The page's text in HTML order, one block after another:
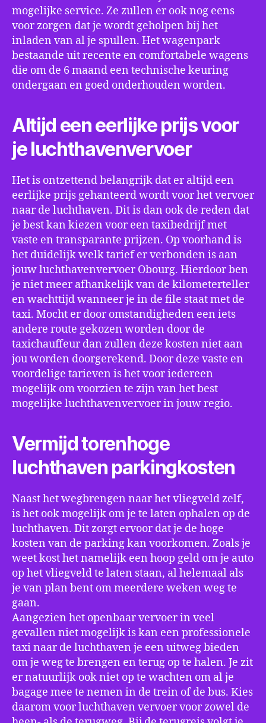
mogelijke service. Ze zullen er ook nog eens
voor zorgen dat je wordt geholpen bij het
inladen van al je spullen. Het wagenpark
bestaande uit recente en comfortabele wagens
die om de 6 maand een technische keuring
ondergaan en goed onderhouden worden.
Altijd een eerlijke prijs voor
je luchthavenvervoer
Het is ontzettend belangrijk dat er altijd een
eerlijke prijs gehanteerd wordt voor het vervoer
naar de luchthaven. Dit is dan ook de reden dat
je best kan kiezen voor een taxibedrijf met
vaste en transparante prijzen. Op voorhand is
het duidelijk welk tarief er verbonden is aan
jouw luchthavenvervoer Obourg. Hierdoor ben
je niet meer afhankelijk van de kilometerteller
en wachttijd wanneer je in de file staat met de
taxi. Mocht er door omstandigheden een iets
andere route gekozen worden door de
taxichauffeur dan zullen deze kosten niet aan
jou worden doorgerekend. Door deze vaste en
voordelige tarieven is het voor iedereen
mogelijk om voorzien te zijn van het best
mogelijke luchthavenvervoer in jouw regio.
Vermijd torenhoge
luchthaven parkingkosten
Naast het wegbrengen naar het vliegveld zelf,
is het ook mogelijk om je te laten ophalen op de
luchthaven. Dit zorgt ervoor dat je de hoge
kosten van de parking kan voorkomen. Zoals je
weet kost het namelijk een hoop geld om je auto
op het vliegveld te laten staan, al helemaal als
je van plan bent om meerdere weken weg te
gaan.
Aangezien het openbaar vervoer in veel
gevallen niet mogelijk is kan een professionele
taxi naar de luchthaven je een uitweg bieden
om je weg te brengen en terug op te halen. Je zit
er natuurlijk ook niet op te wachten om al je
bagage mee te nemen in de trein of de bus. Kies
daarom voor luchthaven vervoer voor zowel de